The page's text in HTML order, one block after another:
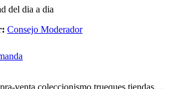
del dia a dia
Consejo Moderador
venta,coleccionismo,trueques,tiendas....